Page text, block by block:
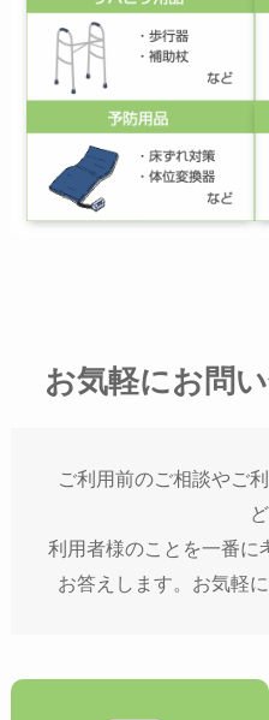
お気軽にお問
ご利用前のご相談やご
ど
利用者様のことを一番に
お答えします。お気軽